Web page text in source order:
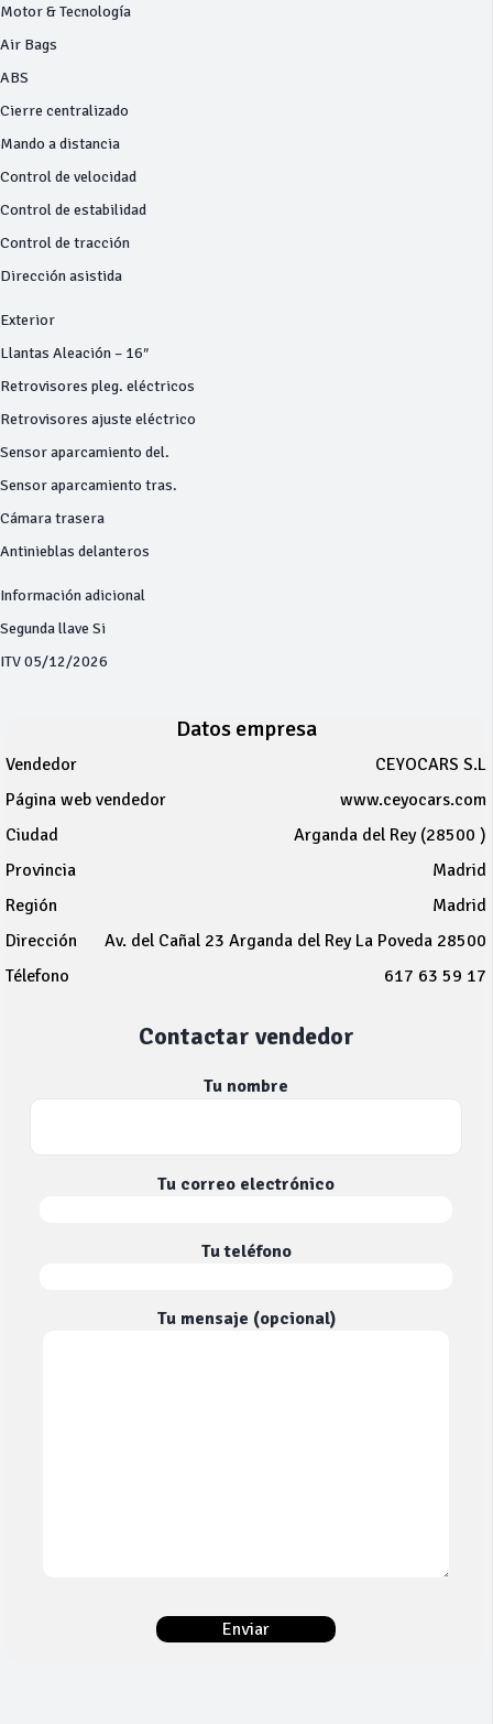
Motor & Tecnología
Air Bags
ABS
Cierre centralizado
Mando a distancia
Control de velocidad
Control de estabilidad
Control de tracción
Dirección asistida
Exterior
Llantas Aleación – 16″
Retrovisores pleg. eléctricos
Retrovisores ajuste eléctrico
Sensor aparcamiento del.
Sensor aparcamiento tras.
Cámara trasera
Antinieblas delanteros
Información adicional
Segunda llave Si
ITV 05/12/2026
Datos empresa
Vendedor
CEYOCARS S.L
Página web vendedor
www.ceyocars.com
Ciudad
Arganda del Rey (28500 )
Provincia
Madrid
Región
Madrid
Dirección
Av. del Cañal 23 Arganda del Rey La Poveda 28500
Télefono
617 63 59 17
Contactar vendedor
Tu nombre
Tu correo electrónico
Tu teléfono
Tu mensaje (opcional)